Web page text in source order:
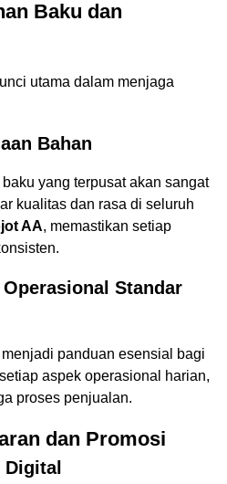
Baku dan
utama dalam menjaga
Bahan
yang terpusat akan sangat
kualitas dan rasa di seluruh
AA, memastikan setiap
Standar
panduan esensial bagi
aspek operasional harian,
proses penjualan.
dan Promosi